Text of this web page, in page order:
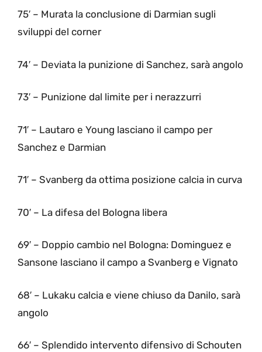
75′ – Murata la conclusione di Darmian sugli
sviluppi del corner
74′ – Deviata la punizione di Sanchez, sarà angolo
73′ – Punizione dal limite per i nerazzurri
71′ – Lautaro e Young lasciano il campo per
Sanchez e Darmian
71′ – Svanberg da ottima posizione calcia in curva
70′ – La difesa del Bologna libera
69′ – Doppio cambio nel Bologna: Dominguez e
Sansone lasciano il campo a Svanberg e Vignato
68′ – Lukaku calcia e viene chiuso da Danilo, sarà
angolo
66′ – Splendido intervento difensivo di Schouten